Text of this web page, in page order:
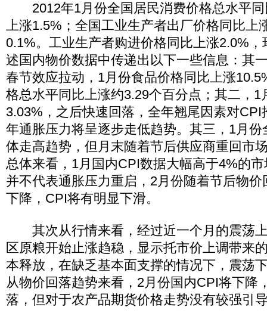
2012年1月份全国居民消费价格总水平同
上涨1.5%；全国工业生产者出厂价格同比上
0.1%。工业生产者购进价格同比上涨2.0%
述国内物价数据中传递出以下一些信息：其
春节效应拉动，1月份食品价格同比上涨
格总水平同比上涨约3.29个百分点；其二，1
3.03%，之后快速回落，全年翘尾因素对
年通胀压力将呈逐步走低趋势。其三，1月
体走高趋势，但月末随着节后供应商重回市
总体来看，1月国内CPI数据大幅高于4%的
并不代表通胀压力重启，2月份随着节后物
下降，CPI将有明显下滑。
其次从行情来看，经过近一个月的震荡
区原粮开始止涨趋稳，显示托市价上调带来
本释放，在缺乏基本面支撑的情况下，震荡
从物价回落趋势来看，2月份国内CPI将下降
落，但对于农产品期货价格走势没有较强引